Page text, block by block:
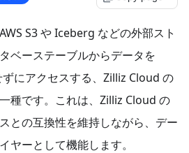
S3 や Iceberg などの外部スト
ベーステーブルからデータを
にアクセスする、Zilliz Cloud の
種です。これは、Zilliz Cloud の
との互換性を維持しながら、デー
ヤーとして機能します。